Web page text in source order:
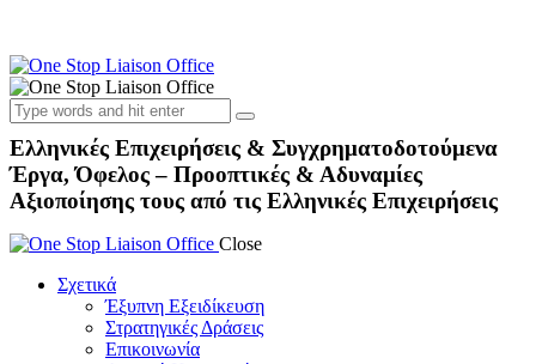
Ελληνικές Επιχειρήσεις & Συγχρηματοδοτούμενα
Έργα, Όφελος – Προοπτικές & Αδυναμίες
Αξιοποίησης τους από τις Ελληνικές Επιχειρήσεις
Close
Σχετικά
Έξυπνη Εξειδίκευση
Στρατηγικές Δράσεις
Επικοινωνία